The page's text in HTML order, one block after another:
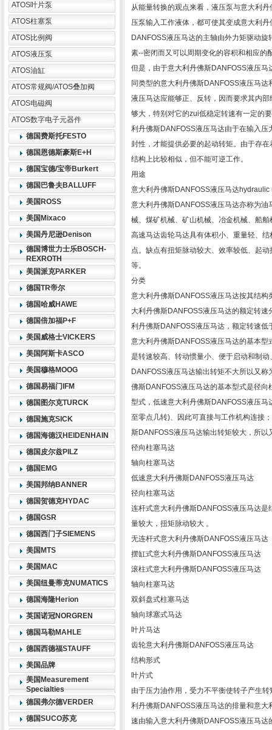
ATOS叶片泵
ATOS柱塞泵
ATOS比例阀
ATOS液压泵
ATOS油缸
ATOS常规阀/ATOS叠加阀
ATOS电磁阀
ATOS数字电子元器件
德国费斯托FESTO
德国恩德斯豪斯E+H
德国宝德/宝帝Burkert
德国巴鲁夫BALLUFF
美国ROSS
美国Mixaco
美国丹尼逊Denison
德国博世力士乐BOSCH-
REXROTH
美国派克PARKER
德国TR帝尔
德国哈威HAWE
德国倍加福P+F
美国威格士VICKERS
美国阿斯卡ASCO
美国穆格MOOG
德国易福门IFM
德国图尔克TURCK
德国施克SICK
德国海德汉HEIDENHAIN
德国皮尔兹PILZ
德国EMG
美国邦纳BANNER
德国贺德克HYDAC
德国GSR
德国西门子SIEMENS
美国MTS
美国MAC
美国纽曼蒂克NUMATICS
德国海隆Herion
英国诺冠NORGREN
德国马勒MAHLE
德国西德福STAUFF
美国品牌
美国Measurement
Specialties
德国弗尔德VERDER
德国SUCO苏克
从能量转换的观点来看，液压泵与意大利
压泵输入工作液体，都可使其变成意大利
DANFOSS液压马达的主轴由外力矩驱动
素--密闭而又可以周期变化的容积和相应的
但是，由于意大利丹佛斯DANFOSS液压
同类型的意大利丹佛斯DANFOSS液压马
液压马达应能够正、反转，因而要求其内
够大，特别对它的zui低稳定转速有一定的
利丹佛斯DANFOSS液压马达由于在输入
封性，才能提供必要的起动转矩。由于存
结构上比较相似，但不能可逆工作。
用途
意大利丹佛斯DANFOSS液压马达hydraulic
意大利丹佛斯DANFOSS液压马达亦称为
械、煤矿机械、矿山机械、冶金机械、船
高速马达齿轮马达具有体积小、重量轻、
点。缺点有扭矩脉动较大、效率较低、起
等。
分类
意大利丹佛斯DANFOSS液压马达按其结
大利丹佛斯DANFOSS液压马达的额定转
利丹佛斯DANFOSS液压马达，额定转速
意大利丹佛斯DANFOSS液压马达的基本
是转速较高、转动惯量小、便于启动和制
DANFOSS液压马达输出转矩不大所以又
佛斯DANFOSS液压马达的基本型式是径
型式，低速意大利丹佛斯DANFOSS液压
至零点几转)、因此可直接与工作机构连接
斯DANFOSS液压马达输出转矩较大，所
径向柱塞马达
轴向柱塞马达
低速意大利丹佛斯DANFOSS液压马达
径向柱塞马达
连杆式意大利丹佛斯DANFOSS液压马达
量较大，扭矩脉动较大 。
无连杆式意大利丹佛斯DANFOSS液压马达
摆缸式意大利丹佛斯DANFOSS液压马达
滚柱式意大利丹佛斯DANFOSS液压马达
轴向柱塞马达
双斜盘式柱塞马达
轴向球塞式马达
叶片马达
齿轮意大利丹佛斯DANFOSS液压马达
结构形式
叶片式
由于压力油作用，受力不平衡使转子产生
利丹佛斯DANFOSS液压马达的排量和意
速由输入意大利丹佛斯DANFOSS液压马